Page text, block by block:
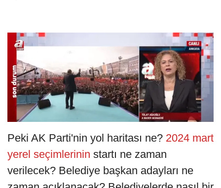
Peki AK Parti'nin yol haritası ne? 2024 mart
yerel seçimlerinin startı ne zaman
verilecek? Belediye başkan adayları ne